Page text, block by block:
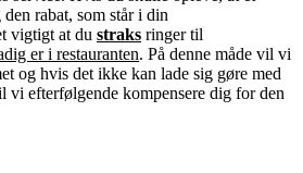
rabat, som står i din
vigtigt at du straks ringer til
er i restauranten. På denne måde vil vi
og hvis det ikke kan lade sig gøre med
efterfølgende kompensere dig for den